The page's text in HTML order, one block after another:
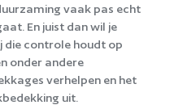
vaak pas echt
En juist dan wil je
die controle houdt op
onder andere
verhelpen en het
uit.